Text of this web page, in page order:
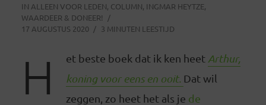
IN ALLEEN VOOR LEDEN, COLUMN, INGMAR HEYTZE,
WAARDEER & DONEER!
17 AUGUSTUS 2020
3 MINUTEN LEESTIJD
H et beste boek dat ik ken heet Arthur,
koning voor eens en ooit. Dat wil
zeggen, zo heet het als je de